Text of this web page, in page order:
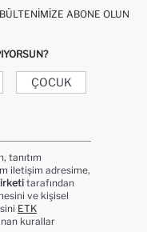
ABONE OLUN
ÇOCUK
tanıtım
iletişim adresime,
tarafından
ve kişisel
ETK
kurallar